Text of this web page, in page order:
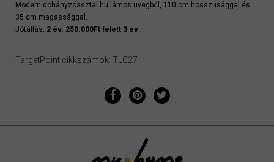
Modern dohányzóasztal hullámos üvegből, 110 cm hosszúsággal és
35 cm magassággal.
Jótállás: 2 év. 250.000Ft felett 3 év
TargetPoint cikkszámok: TLC27